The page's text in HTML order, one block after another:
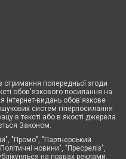
отримання попередньої згоди
обов'язкового посилання на
інтернет-видань обов'язкове
систем гіперпосилання
в тексті або в якості джерела.
Законом.
"Промо", "Партнерський
новини", "Пресреліз",
на правах реклами.